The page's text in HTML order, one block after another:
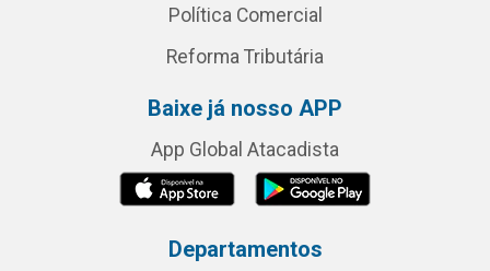
Política Comercial
Reforma Tributária
Baixe já nosso APP
App Global Atacadista
Departamentos